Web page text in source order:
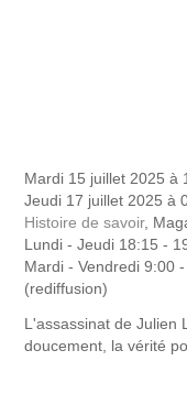
Mardi 15 juillet 2025 à
Jeudi 17 juillet 2025 à
Histoire de savoir,
Lundi - Jeudi 18:15 -
Mardi - Vendredi 9:00
(rediffusion)
L'assassinat de Julien
doucement, la vérité